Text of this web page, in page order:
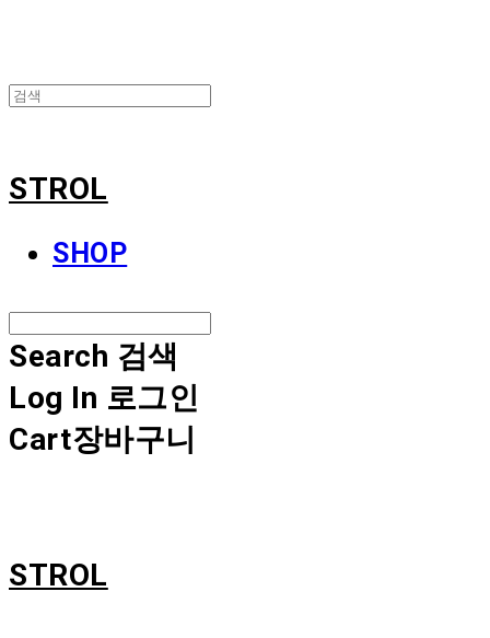
STROL
SHOP
Search 검색
Log In 로그인
Cart장바구니
STROL